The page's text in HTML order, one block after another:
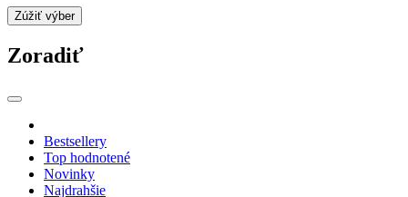
Zúžiť výber
Zoradiť
Bestsellery
Top hodnotené
Novinky
Najdrahšie